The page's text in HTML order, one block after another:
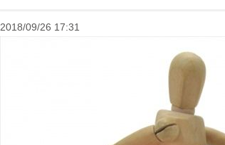
2018/09/26 17:31